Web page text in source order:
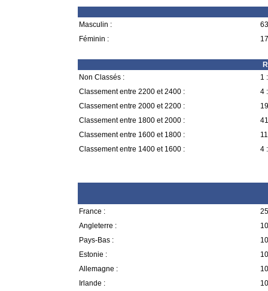
Masculin :
Féminin :
Non Classés :
1 :
Classement entre 2200 et 2400 :
4 :
Classement entre 2000 et 2200 :
Classement entre 1800 et 2000 :
Classement entre 1600 et 1800 :
Classement entre 1400 et 1600 :
4 :
France :
Angleterre :
Pays-Bas :
Estonie :
Allemagne :
Irlande :